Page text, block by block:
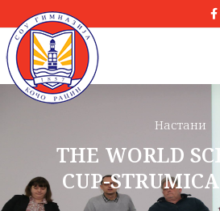
Настани
THE WORLD
CUP-